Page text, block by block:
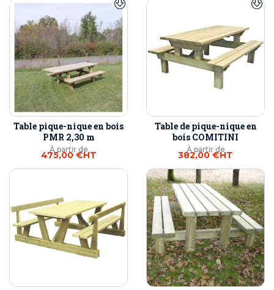
Table pique-nique en bois
PMR 2,30 m
À partir de
475,00 €HT
Table de pique-nique en
bois COMITINI
À partir de
382,00 €HT